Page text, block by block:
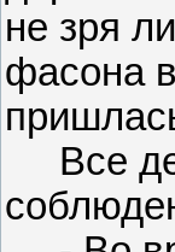
не зря
фасона
Все